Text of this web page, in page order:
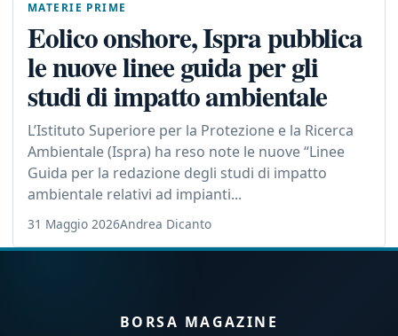
MATERIE PRIME
Eolico onshore, Ispra pubblica
le nuove linee guida per gli
studi di impatto ambientale
L’Istituto Superiore per la Protezione e la Ricerca
Ambientale (Ispra) ha reso note le nuove “Linee
Guida per la redazione degli studi di impatto
ambientale relativi ad impianti...
31 Maggio 2026Andrea Dicanto
BORSA MAGAZINE